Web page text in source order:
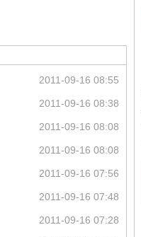
2011-09-16 08:55
2011-09-16 08:38
2011-09-16 08:08
2011-09-16 08:08
2011-09-16 07:56
2011-09-16 07:48
2011-09-16 07:28